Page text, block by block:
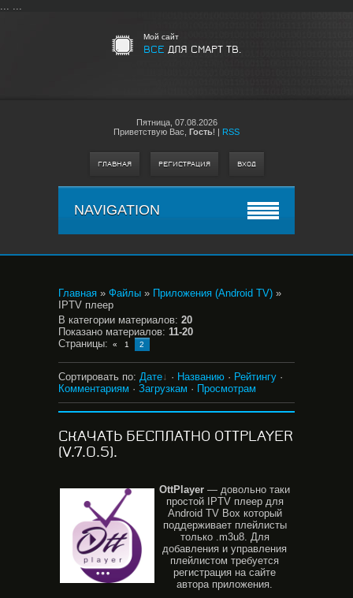
... ...
Мой сайт
ВСЕ ДЛЯ СМАРТ ТВ.
Пятница, 07.08.2026
Приветствую Вас Гость! | RSS
ГЛАВНАЯ РЕГИСТРАЦИЯ ВХОД
NAVIGATION
Главная » Файлы » Приложения (Android TV) »
IPTV плеер
В категории материалов: 20
Показано материалов: 11-20
Страницы: « 1 2
Сортировать по: Дате · Названию · Рейтингу ·
Комментариям · Загрузкам · Просмотрам
СКАЧАТЬ БЕСПЛАТНО OTTPLAYER
(V.7.0.5).
OttPlayer — довольно таки
простой IPTV плеер для
Android TV Box который
поддерживает плейлисты
только .m3u8. Для
добавления и управления
плейлистом требуется
регистрация на сайте
автора приложения.